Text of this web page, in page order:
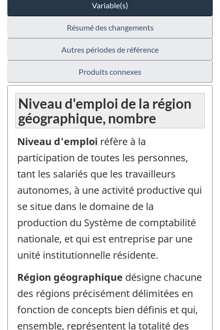
Variable(s)
Résumé des changements
Autres périodes de référence
Produits connexes
Niveau d'emploi de la région
géographique, nombre
Niveau d'emploi réfère à la
participation de toutes les personnes,
tant les salariés que les travailleurs
autonomes, à une activité productive qui
se situe dans le domaine de la
production du Système de comptabilité
nationale, et qui est entreprise par une
unité institutionnelle résidente.
Région géographique désigne chacune
des régions précisément délimitées en
fonction de concepts bien définis et qui,
ensemble, représentent la totalité des